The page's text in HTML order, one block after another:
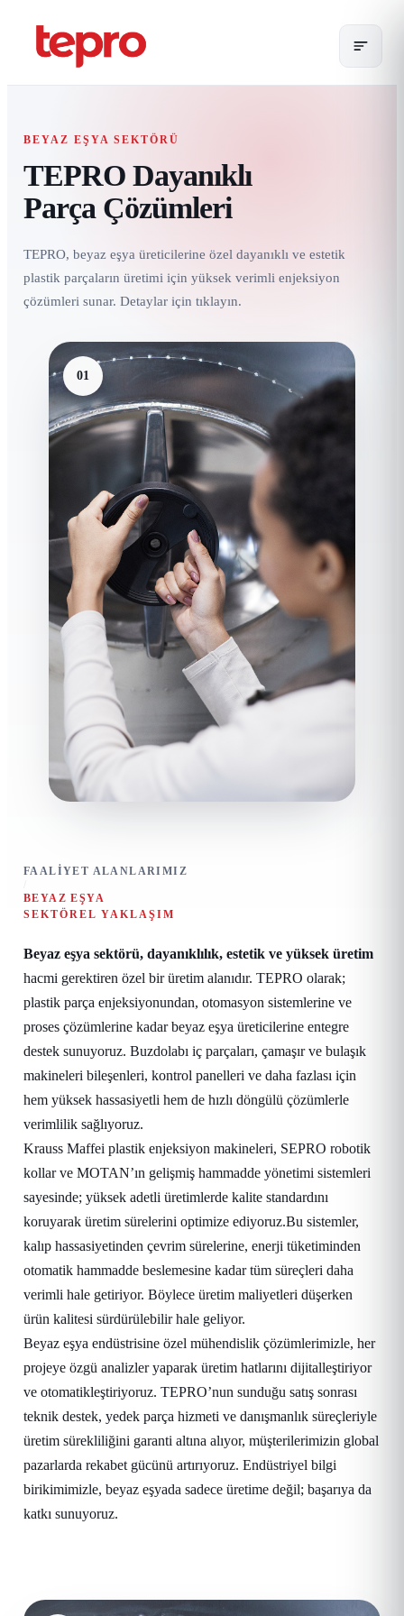
BEYAZ EŞYA SEKTÖRÜ
TEPRO Dayanıklı
Parça Çözümleri
TEPRO, beyaz eşya üreticilerine özel dayanıklı ve estetik
plastik parçaların üretimi için yüksek verimli enjeksiyon
çözümleri sunar. Detaylar için tıklayın.
01
FAALIYET ALANLARIMIZ
BEYAZ EŞYA
SEKTÖREL YAKLAŞIM
Beyaz eşya sektörü, dayanıklılık, estetik ve yüksek üretim
hacmi gerektiren özel bir üretim alanıdır. TEPRO olarak;
plastik parça enjeksiyonundan, otomasyon sistemlerine ve
proses çözümlerine kadar beyaz eşya üreticilerine entegre
destek sunuyoruz. Buzdolabı iç parçaları, çamaşır ve bulaşık
makineleri bileşenleri, kontrol panelleri ve daha fazlası için
hem yüksek hassasiyetli hem de hızlı döngülü çözümlerle
verimlilik sağlıyoruz.
Krauss Maffei plastik enjeksiyon makineleri, SEPRO robotik
kollar ve MOTAN’ın gelişmiş hammadde yönetimi sistemleri
sayesinde; yüksek adetli üretimlerde kalite standardını
koruyarak üretim sürelerini optimize ediyoruz.Bu sistemler,
kalıp hassasiyetinden çevrim sürelerine, enerji tüketiminden
otomatik hammadde beslemesine kadar tüm süreçleri daha
verimli hale getiriyor. Böylece üretim maliyetleri düşerken
ürün kalitesi sürdürülebilir hale geliyor.
Beyaz eşya endüstrisine özel mühendislik çözümlerimizle, her
projeye özgü analizler yaparak üretim hatlarını dijitalleştiriyor
ve otomatikleştiriyoruz. TEPRO’nun sunduğu satış sonrası
teknik destek, yedek parça hizmeti ve danışmanlık süreçleriyle
üretim sürekliliğini garanti altına alıyor, müşterilerimizin global
pazarlarda rekabet gücünü artırıyoruz. Endüstriyel bilgi
birikimimizle, beyaz eşyada sadece üretime değil; başarıya da
katkı sunuyoruz.